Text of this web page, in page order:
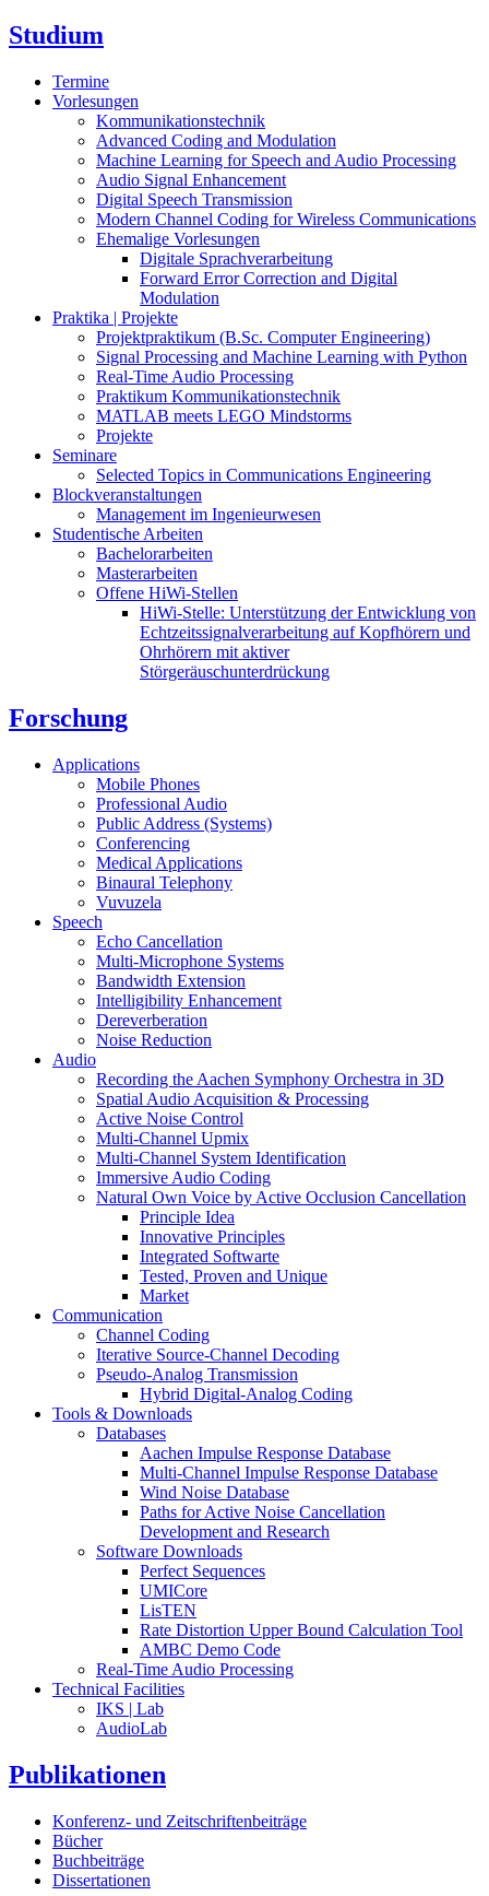
Studium
Termine
Vorlesungen
Kommunikationstechnik
Advanced Coding and Modulation
Machine Learning for Speech and Audio Processing
Audio Signal Enhancement
Digital Speech Transmission
Modern Channel Coding for Wireless Communications
Ehemalige Vorlesungen
Digitale Sprachverarbeitung
Forward Error Correction and Digital
Modulation
Praktika | Projekte
Projektpraktikum (B.Sc. Computer Engineering)
Signal Processing and Machine Learning with Python
Real-Time Audio Processing
Praktikum Kommunikationstechnik
MATLAB meets LEGO Mindstorms
Projekte
Seminare
Selected Topics in Communications Engineering
Blockveranstaltungen
Management im Ingenieurwesen
Studentische Arbeiten
Bachelorarbeiten
Masterarbeiten
Offene HiWi-Stellen
HiWi-Stelle: Unterstützung der Entwicklung von
Echtzeitssignalverarbeitung auf Kopfhörern und
Ohrhörern mit aktiver
Störgeräuschunterdrückung
Forschung
Applications
Mobile Phones
Professional Audio
Public Address (Systems)
Conferencing
Medical Applications
Binaural Telephony
Vuvuzela
Speech
Echo Cancellation
Multi-Microphone Systems
Bandwidth Extension
Intelligibility Enhancement
Dereverberation
Noise Reduction
Audio
Recording the Aachen Symphony Orchestra in 3D
Spatial Audio Acquisition & Processing
Active Noise Control
Multi-Channel Upmix
Multi-Channel System Identification
Immersive Audio Coding
Natural Own Voice by Active Occlusion Cancellation
Principle Idea
Innovative Principles
Integrated Softwarte
Tested, Proven and Unique
Market
Communication
Channel Coding
Iterative Source-Channel Decoding
Pseudo-Analog Transmission
Hybrid Digital-Analog Coding
Tools & Downloads
Databases
Aachen Impulse Response Database
Multi-Channel Impulse Response Database
Wind Noise Database
Paths for Active Noise Cancellation
Development and Research
Software Downloads
Perfect Sequences
UMICore
LisTEN
Rate Distortion Upper Bound Calculation Tool
AMBC Demo Code
Real-Time Audio Processing
Technical Facilities
IKS | Lab
AudioLab
Publikationen
Konferenz- und Zeitschriftenbeiträge
Bücher
Buchbeiträge
Dissertationen